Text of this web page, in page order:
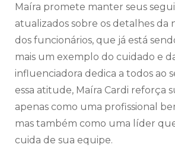
Maíra promete manter seus
atualizados sobre os detalhes da
dos funcionários, que já está
mais um exemplo do cuidado e
influenciadora dedica a todos ao
essa atitude, Maíra Cardi reforça
apenas como uma profissional
mas também como uma líder
cuida de sua equipe.